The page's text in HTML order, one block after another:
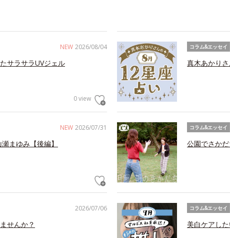
NEW 2026/08/04
サラサラUVジェル
0 view
コラム&エッセイ
真木あかり
NEW 2026/07/31
まゆみ【後編】
コラム&エッセイ
公園でさか
2026/07/06
せんか？
コラム&エッセイ
美白ケアし